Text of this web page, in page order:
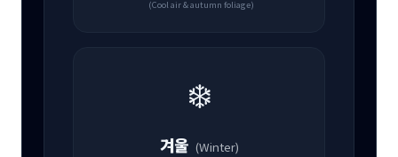
(Cool air & autumn foliage)
❄️
겨울 (Winter)